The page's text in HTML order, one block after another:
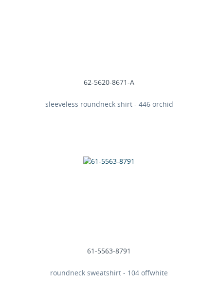
62-5620-8671-A
sleeveless roundneck shirt - 446 orchid
61-5563-8791
roundneck sweatshirt - 104 offwhite